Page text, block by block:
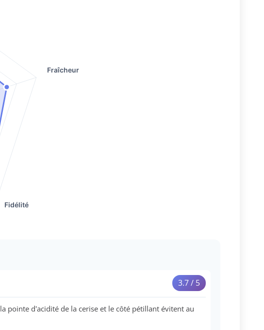
3.7 / 5
pointe d'acidité de la cerise et le côté pétillant évitent au